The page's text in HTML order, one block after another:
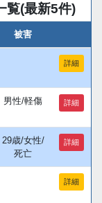
覧(最新5件)
被害
詳細
男性/軽傷 詳細
29歳/女性/
死亡
詳細
詳細